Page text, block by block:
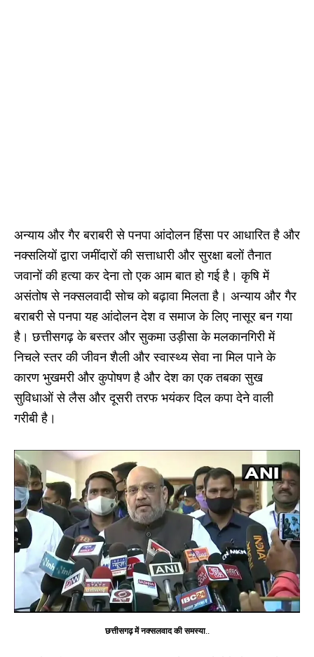
अन्याय और गैर बराबरी से पनपा आंदोलन हिंसा पर आधारित है और
नक्सलियों द्वारा जमींदारों की सत्ताधारी और सुरक्षा बलों तैनात
जवानों की हत्या कर देना तो एक आम बात हो गई है। कृषि में
असंतोष से नक्सलवादी सोच को बढ़ावा मिलता है। अन्याय और गैर
बराबरी से पनपा यह आंदोलन देश व समाज के लिए नासूर बन गया
है। छत्तीसगढ़ के बस्तर और सुकमा उड़ीसा के मलकानगिरी में
निचले स्तर की जीवन शैली और स्वास्थ्य सेवा ना मिल पाने के
कारण भुखमरी और कुपोषण है और देश का एक तबका सुख
सुविधाओं से लैस और दूसरी तरफ भयंकर दिल कपा देने वाली
गरीबी है।
छत्तीसगढ़ में नक्सलवाद की समस्या..